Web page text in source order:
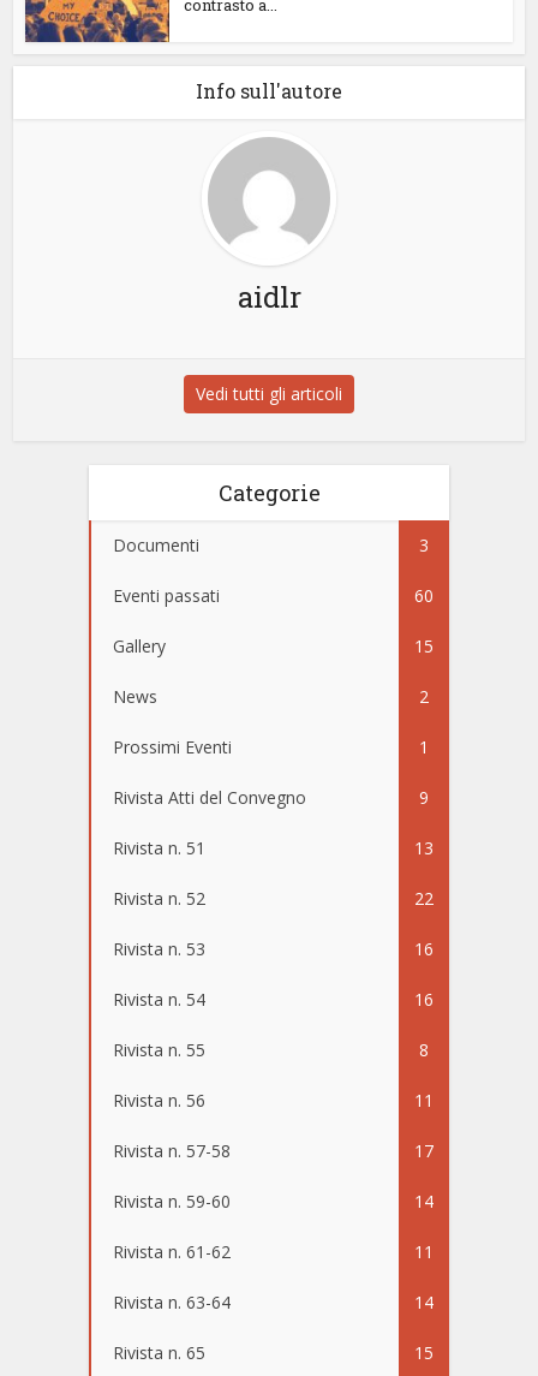
contrasto a...
Info sull'autore
aidlr
Vedi tutti gli articoli
Categorie
Documenti 3
Eventi passati 60
Gallery 15
News 2
Prossimi Eventi 1
Rivista Atti del Convegno 9
Rivista n. 51 13
Rivista n. 52 22
Rivista n. 53 16
Rivista n. 54 16
Rivista n. 55 8
Rivista n. 56 11
Rivista n. 57-58 17
Rivista n. 59-60 14
Rivista n. 61-62 11
Rivista n. 63-64 14
Rivista n. 65 15